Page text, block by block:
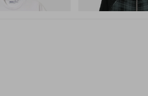
쇼핑하기